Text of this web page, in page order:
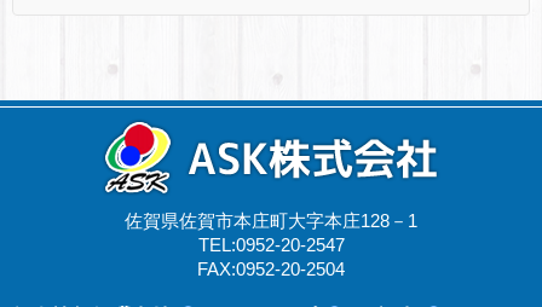
佐賀県佐賀市本庄町大字本庄128－1
TEL:0952-20-2547
FAX:0952-20-2504